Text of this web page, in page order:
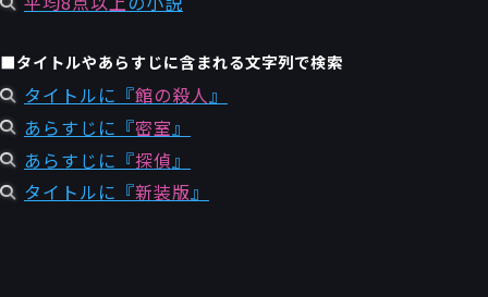
■タイトルやあらすじに含まれる文字列で検索
タイトルに『館の殺人』
あらすじに『密室』
あらすじに『探偵 』
タイトルに『新装版』